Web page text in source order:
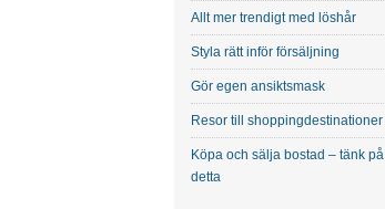
Allt mer trendigt med löshår
Styla rätt inför försäljning
Gör egen ansiktsmask
Resor till shoppingdestinationer
Köpa och sälja bostad – tänk på
detta